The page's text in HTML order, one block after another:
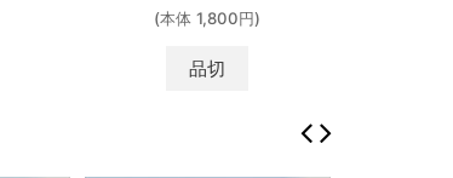
(本体 1,800円)
品切